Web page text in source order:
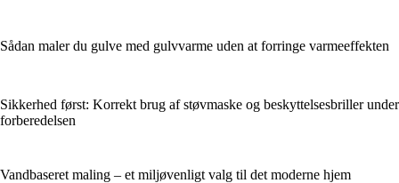
Sådan maler du gulve med gulvvarme uden at forringe varmeeffekten
Sikkerhed først: Korrekt brug af støvmaske og beskyttelsesbriller under
forberedelsen
Vandbaseret maling – et miljøvenligt valg til det moderne hjem